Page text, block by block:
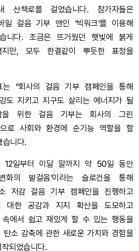
산책로를 걸었습니다. 참가자들은
일 걸음 기부 앤인 ‘빅워크’를 이용해
니다. 조금은 뜨거웠던 햇빛에 붉게
만, 모두 한결같이 뿌듯한 표정을
는 “회사의 걸음 기부 캠페인을 통해
도 지키고 지구도 살리는 에너지가 될
을 위한 걸음 기부는 회사의 그린
으로 사회와 환경에 순기능 역할을 할
습니다.
12일부터 이달 말까지 약 50일 동안
화의 발걸음’이라는 슬로건을 통해
저감 걸음 기부 캠페인을 진행하고
대한 공감과 지지 확산을 도모하고
속에서 쉽고 재밌게 할 수 있는 행동을
탄소 감축에 관한 새로운 가치와 경험을
되었습니다.